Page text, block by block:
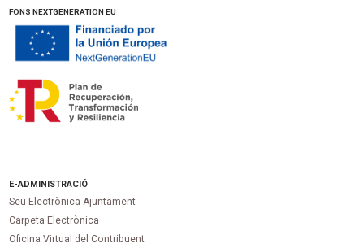
FONS NEXTGENERATION EU
E-ADMINISTRACIÓ
Seu Electrònica Ajuntament
Carpeta Electrònica
Oficina Virtual del Contribuent